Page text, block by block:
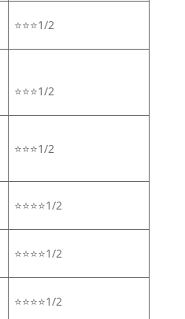
⭐⭐⭐1/2
⭐⭐⭐1/2
⭐⭐⭐1/2
⭐⭐⭐⭐1/2
⭐⭐⭐⭐1/2
⭐⭐⭐⭐1/2